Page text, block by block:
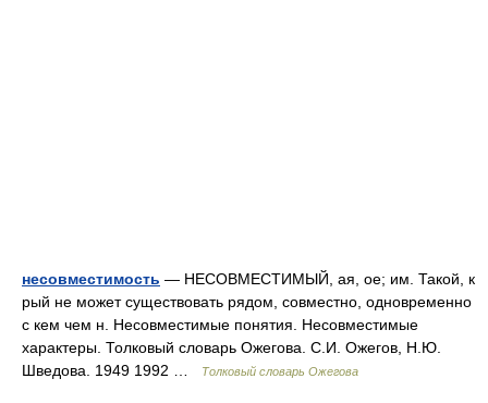
несовместимость — НЕСОВМЕСТИМЫЙ, ая, ое; им. Такой, к
рый не может существовать рядом, совместно, одновременно
с кем чем н. Несовместимые понятия. Несовместимые
характеры. Толковый словарь Ожегова. С.И. Ожегов, Н.Ю.
Шведова. 1949 1992 …
Толковый словарь Ожегова